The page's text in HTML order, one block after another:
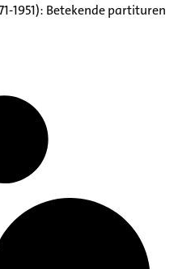
1951): Betekende partituren